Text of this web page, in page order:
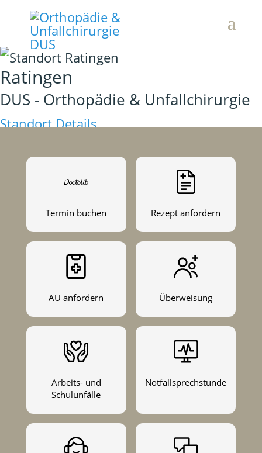
Ratingen
DUS - Orthopädie & Unfallchirurgie
Standort Details
Termin buchen Rezept anfordern
AU anfordern Überweisung
Arbeits- und
Schulunfälle
Notfallsprechstunde